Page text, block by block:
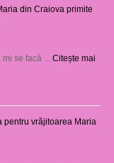
din Craiova primite
se facă … Citește mai
pentru vrăjitoarea Maria